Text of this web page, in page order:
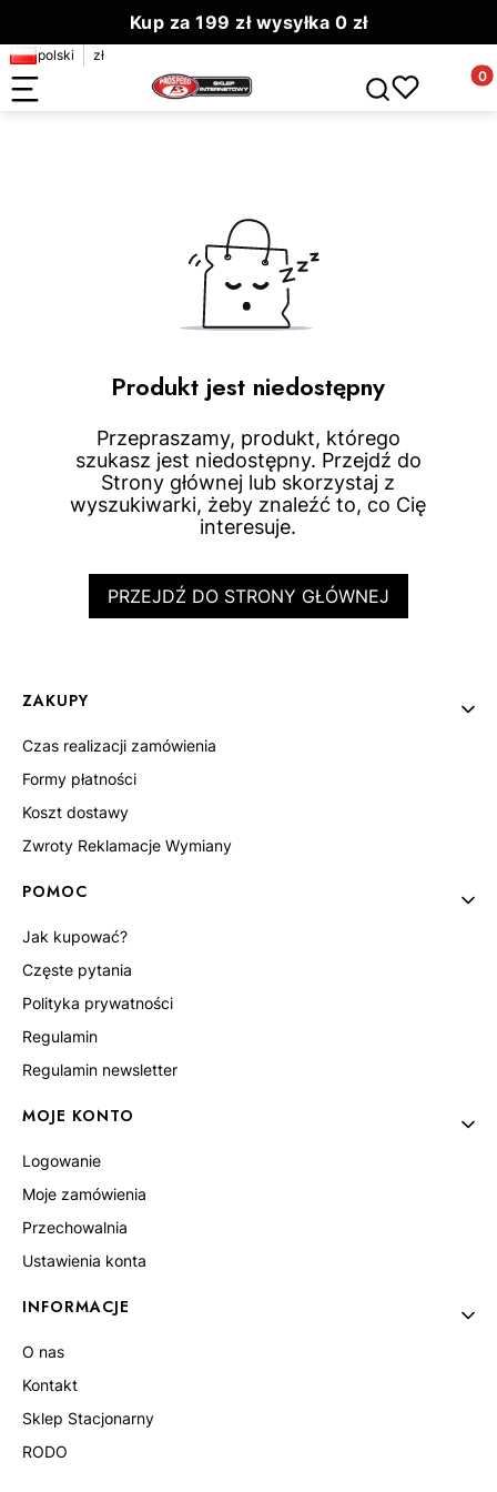
Kup za 199 zł wysyłka 0 zł
polski zł
Otwórz
Produkt jest niedostępny
Przepraszamy, produkt, którego
szukasz jest niedostępny. Przejdź do
Strony głównej lub skorzystaj z
wyszukiwarki, żeby znaleźć to, co Cię
interesuje.
PRZEJDŹ DO STRONY GŁÓWNEJ
Linki w stopce
ZAKUPY
Czas realizacji zamówienia
Formy płatności
Koszt dostawy
Zwroty Reklamacje Wymiany
POMOC
Jak kupować?
Częste pytania
Polityka prywatności
Regulamin
Regulamin newsletter
MOJE KONTO
Logowanie
Moje zamówienia
Przechowalnia
Ustawienia konta
INFORMACJE
O nas
Kontakt
Sklep Stacjonarny
RODO